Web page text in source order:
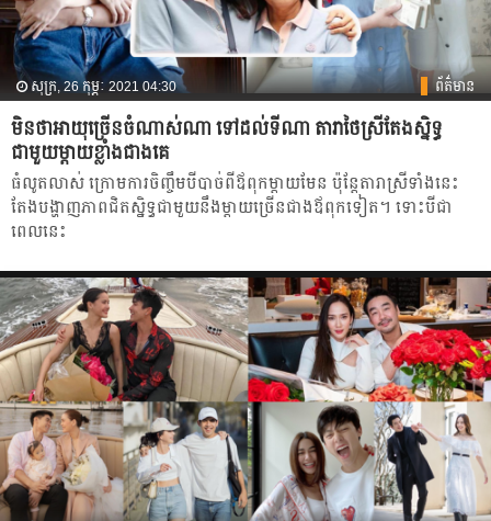
សុក្រ, 26 កុម្ភៈ 2021 04:30 ព័ត៌មាន
មិនថាអាយុច្រើនចំណាស់ណា ទៅដល់ទីណា តារាថៃស្រីតែងស្និទ្ធ
ជាមួយម្ដាយខ្លាំងជាងគេ
ធំលូតលាស់ ក្រោម​ការចិញ្ចឹមបីបាច់ពីឪពុកម្ដាយ​មែន ប៉ុន្តែ​តារា​ស្រី​ទាំងនេះ​
តែង​បង្ហាញភាពជិតស្និទ្ធ​ជាមួយ​នឹង​ម្ដាយ​ច្រើនជាងឪពុកទៀត។ ទោះ​បី​ជា​
ពេល​នេះ​